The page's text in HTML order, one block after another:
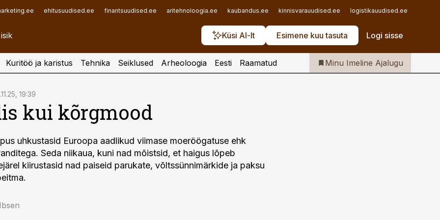
ehitusuudised.ee finantsuudised.ee aritehnoloogia.ee kaubandus.ee kinnisvarauudised.ee logistikauudised.ee
Küsi AI-lt Esimene kuu tasuta Logi sisse
Iseteenindus
Telli Imeline Ajalugu
Kuritöö ja karistus Tehnika Seiklused Arheoloogia Eesti Raamatud Minu Imeline Ajalugu
19:39
kui kõrgmood
uhkustasid Euroopa aadlikud viimase moe­röögatuse ehk
Seda niikaua, kuni nad mõistsid, et haigus lõpeb
kiirustasid nad paiseid parukate, võlts­sünnimärkide ja paksu